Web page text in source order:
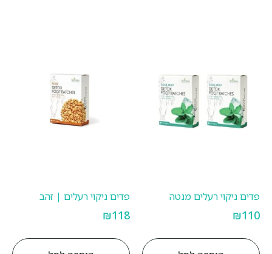
פדים ניקוי רעלים מנטה
₪110
פדים ניקוי רעלים | זהב
₪118